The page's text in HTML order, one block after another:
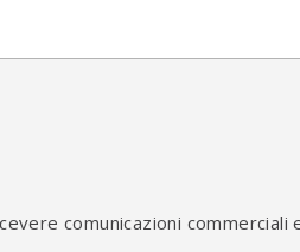
comunicazioni